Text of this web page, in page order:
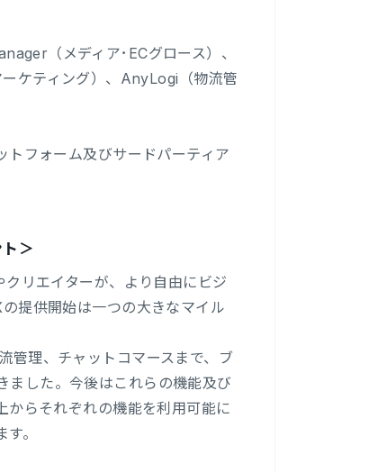
（メディア･ECグロース）、
ケティング）、AnyLogi（物流管
フォーム及びサードパーティア
＞
リエイターが、より自由にビジ
提供開始は一つの大きなマイル
管理、チャットコマースまで、ブ
ました。今後はこれらの機能及び
らそれぞれの機能を利用可能に
。